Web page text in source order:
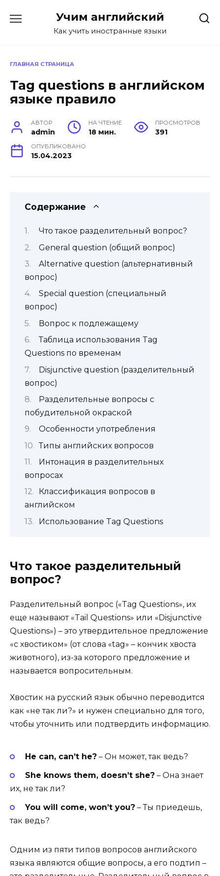
Учим английский
Как учить иностранные языки
ГЛАВНАЯ СТРАНИЦА
Tag questions в английском
языке правило
АВТОР
admin
НА ЧТЕНИЕ
18 мин.
ПРОСМОТРОВ
391
ОПУБЛИКОВАНО
15.04.2023
Содержание
Что такое разделительный вопрос?
General question (общий вопрос)
Alternative question (альтернативный
вопрос)
Special question (специальный
вопрос)
Вопрос к подлежащему
Таблица использования Tag
Questions по временам
Disjunctive question (разделительный
вопрос)
Разделительные вопросы с
побудительной окраской
Особенности употребления
Типы английских вопросов
Интонация в разделительных
вопросах
Классификация вопросов в
английском
Использование Tag Questions
Что такое разделительный
вопрос?
Разделительный вопрос («Tag Ques­tions», их
еще называют «Tail Ques­tions» или «Dis­junc­tive
Ques­tions») – это утвердительное предложение
«с хвостиком» (от слова «tag» – кончик хвоста
животного), из-за которого предложение и
называется вопросительным.
Хвостик на русский язык обычно переводится
как «не так ли?» и нужен специально для того,
чтобы уточнить или подтвердить информацию.
He can, can’t he?– Он может, так ведь?
She knows them, doesn’t she?– Она знает
их, не так ли?
You will come, won’t you?– Ты приедешь,
так ведь?
Одним из пяти типов вопросов английского
языка являются общие вопросы, а его подтип –